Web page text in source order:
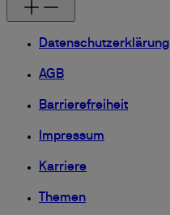
Datenschutzerklärung
AGB
Barrierefreiheit
Impressum
Karriere
Themen